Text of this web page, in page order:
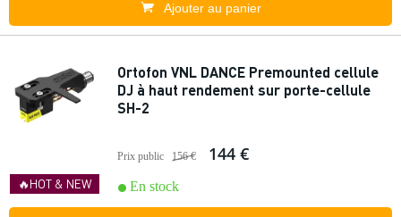
Ajouter au panier
🔥HOT & NEW
Ortofon VNL DANCE Premounted cellule
DJ à haut rendement sur porte-cellule
SH-2
Prix public 156 € 144 €
En stock